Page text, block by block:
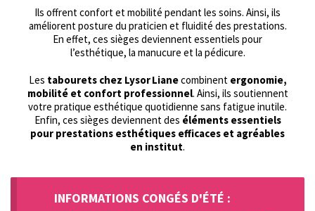
Ils offrent confort et mobilité pendant les soins. Ainsi, ils
améliorent posture du praticien et fluidité des prestations.
En effet, ces sièges deviennent essentiels pour
l’esthétique, la manucure et la pédicure.
Les tabourets chez Lysor Lianecombinent ergonomie,
mobilité et confort professionnel. Ainsi, ils soutiennent
votre pratique esthétique quotidienne sans fatigue inutile.
Enfin, ces sièges deviennent des éléments essentiels
pour prestations esthétiques efficaces et agréables
en institut.
INFORMATIONS CONGÉS D'ÉTÉ :